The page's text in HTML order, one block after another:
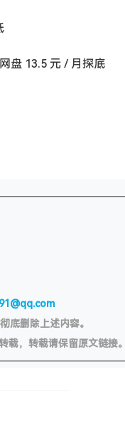
盘 13.5 元 / 月探底
底删除上述内容。
载，转载请保留原文链接。